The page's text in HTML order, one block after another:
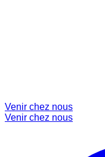
Venir chez nous
Venir chez nous